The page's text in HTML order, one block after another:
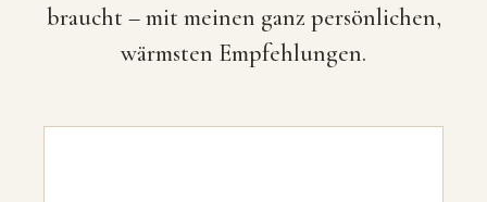
braucht – mit meinen ganz persönlichen,
wärmsten Empfehlungen.